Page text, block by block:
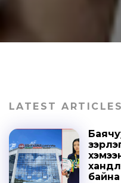
LATEST ARTICLES
байна